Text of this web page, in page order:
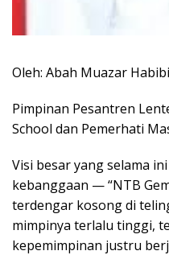
Oleh: Abah Muazar Habibi
Pimpinan Pesantren
School dan Pemerhati
Visi besar yang selama
kebanggaan — “NTB
terdengar kosong di
mimpinya terlalu tinggi,
kepemimpinan justru